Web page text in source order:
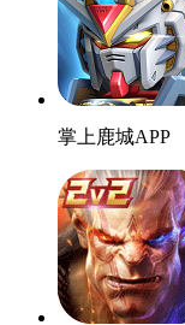
掌上鹿城APP